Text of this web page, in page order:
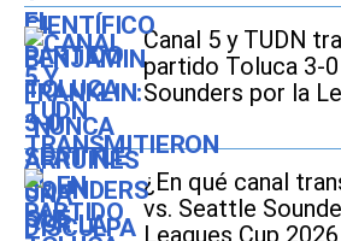
Canal 5 y TUDN
partido Toluca 3-
Sounders por la
¿En qué canal
vs. Seattle